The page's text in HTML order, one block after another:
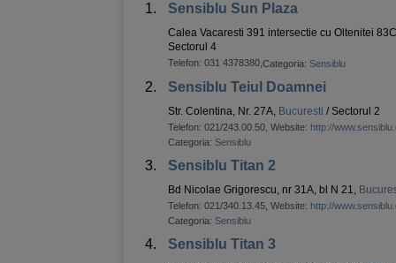
1. Sensiblu Sun Plaza
Calea Vacaresti 391 intersectie cu Oltenitei
Sectorul 4
Telefon: 031 4378380 Categoria: Sensiblu
2. Sensiblu Teiul Doamnei
Str. Colentina, Nr. 27A, Bucuresti / Sectorul 2
Telefon: 021/243.00.50 , Website: http://
Categoria: Sensiblu
3. Sensiblu Titan 2
Bd Nicolae Grigorescu, nr 31A, bl N 21,
Telefon: 021/340.13.45 , Website: http://
Categoria: Sensiblu
4. Sensiblu Titan 3